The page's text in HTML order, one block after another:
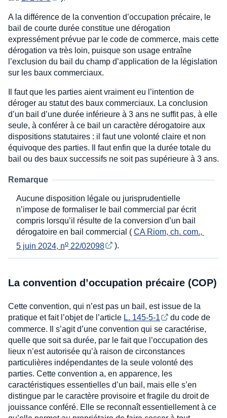
A la différence de la convention d’occupation précaire, le
bail de courte durée constitue une dérogation
expressément prévue par le code de commerce, mais cette
dérogation va très loin, puisque son usage entraîne
l’exclusion du bail du champ d’application de la législation
sur les baux commerciaux.
Il faut que les parties aient vraiment eu l’intention de
déroger au statut des baux commerciaux. La conclusion
d’un bail d’une durée inférieure à 3 ans ne suffit pas, à elle
seule, à conférer à ce bail un caractère dérogatoire aux
dispositions statutaires : il faut une volonté claire et non
équivoque des parties. Il faut enfin que la durée totale du
bail ou des baux successifs ne soit pas supérieure à 3 ans.
Remarque
Aucune disposition légale ou jurisprudentielle
n’impose de formaliser le bail commercial par écrit
compris lorsqu’il résulte de la conversion d’un bail
dérogatoire en bail commercial ( CA Riom, ch. com.,
5 juin 2024, no 22/02098 ).
La convention d’occupation précaire (COP)
Cette convention, qui n’est pas un bail, est issue de la
pratique et fait l’objet de l’article L. 145-5-1
du code de
commerce. Il s’agit d’une convention qui se caractérise,
quelle que soit sa durée, par le fait que l’occupation des
lieux n’est autorisée qu’à raison de circonstances
particulières indépendantes de la seule volonté des
parties. Cette convention a, en apparence, les
caractéristiques essentielles d’un bail, mais elle s’en
distingue par le caractère provisoire et fragile du droit de
jouissance conféré. Elle se reconnaît essentiellement à ce